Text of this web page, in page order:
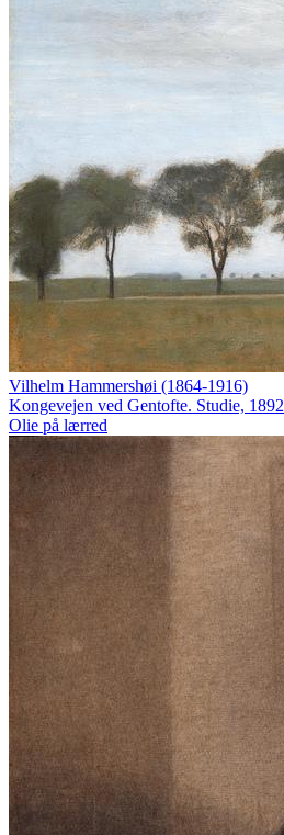
Vilhelm Hammershøi (1864-1916)
Kongevejen ved Gentofte. Studie, 1892
Olie på lærred